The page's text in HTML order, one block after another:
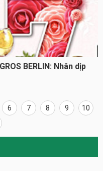
BERLIN: Nhân dịp
6 7 8 9
10